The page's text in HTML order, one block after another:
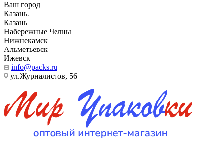
Ваш город
Казань
Казань
Набережные Челны
Нижнекамск
Альметьевск
Ижевск
info@packs.ru
ул.Журналистов, 56